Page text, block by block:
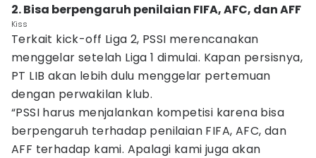
2. Bisa berpengaruh penilaian FIFA, AFC, dan AFF
Kiss
Terkait kick-off Liga 2, PSSI merencanakan
menggelar setelah Liga 1 dimulai. Kapan persisnya,
PT LIB akan lebih dulu menggelar pertemuan
dengan perwakilan klub.
“PSSI harus menjalankan kompetisi karena bisa
berpengaruh terhadap penilaian FIFA, AFC, dan
AFF terhadap kami. Apalagi kami juga akan